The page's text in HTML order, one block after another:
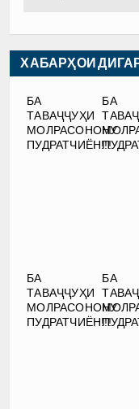
ХАБАРҲОИ
БА
ТАВАҶҶУҲИ
МОЛРАСОНОНУ
ПУДРАТЧИЁН!!!
БА
БА
ТАВАҶҶУҲИ
МОЛРАСОНОНУ
ПУДРАТЧИЁН!!!
БА